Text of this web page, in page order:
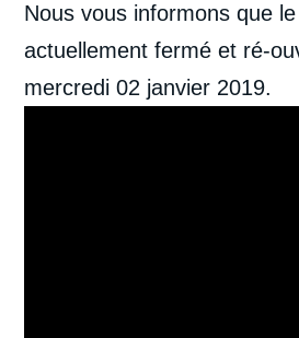
Nous vous informons que
actuellement fermé et ré-
mercredi 02 janvier 2019.